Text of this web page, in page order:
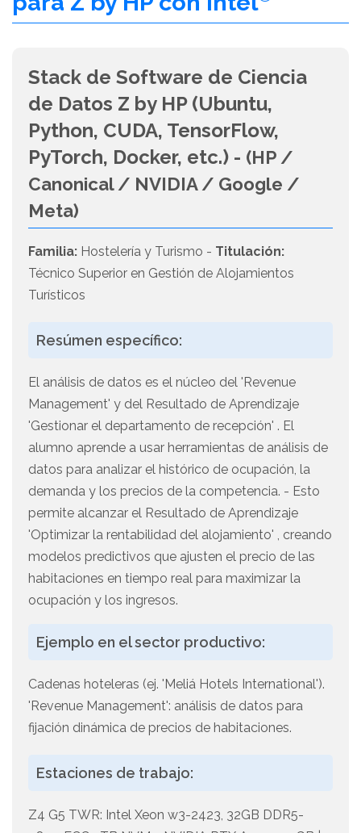
Stack de Software de Ciencia
de Datos Z by HP (Ubuntu,
Python, CUDA, TensorFlow,
PyTorch, Docker, etc.) - (HP /
Canonical / NVIDIA / Google /
Meta)
Familia: Hostelería y Turismo - Titulación:
Técnico Superior en Gestión de Alojamientos
Turísticos
Resúmen específico:
El análisis de datos es el núcleo del 'Revenue
Management' y del Resultado de Aprendizaje
'Gestionar el departamento de recepción' . El
alumno aprende a usar herramientas de análisis de
datos para analizar el histórico de ocupación, la
demanda y los precios de la competencia. - Esto
permite alcanzar el Resultado de Aprendizaje
'Optimizar la rentabilidad del alojamiento' , creando
modelos predictivos que ajusten el precio de las
habitaciones en tiempo real para maximizar la
ocupación y los ingresos.
Ejemplo en el sector productivo:
Cadenas hoteleras (ej. 'Meliá Hotels International').
'Revenue Management': análisis de datos para
fijación dinámica de precios de habitaciones.
Estaciones de trabajo:
Z4 G5 TWR: Intel Xeon w3-2423, 32GB DDR5-